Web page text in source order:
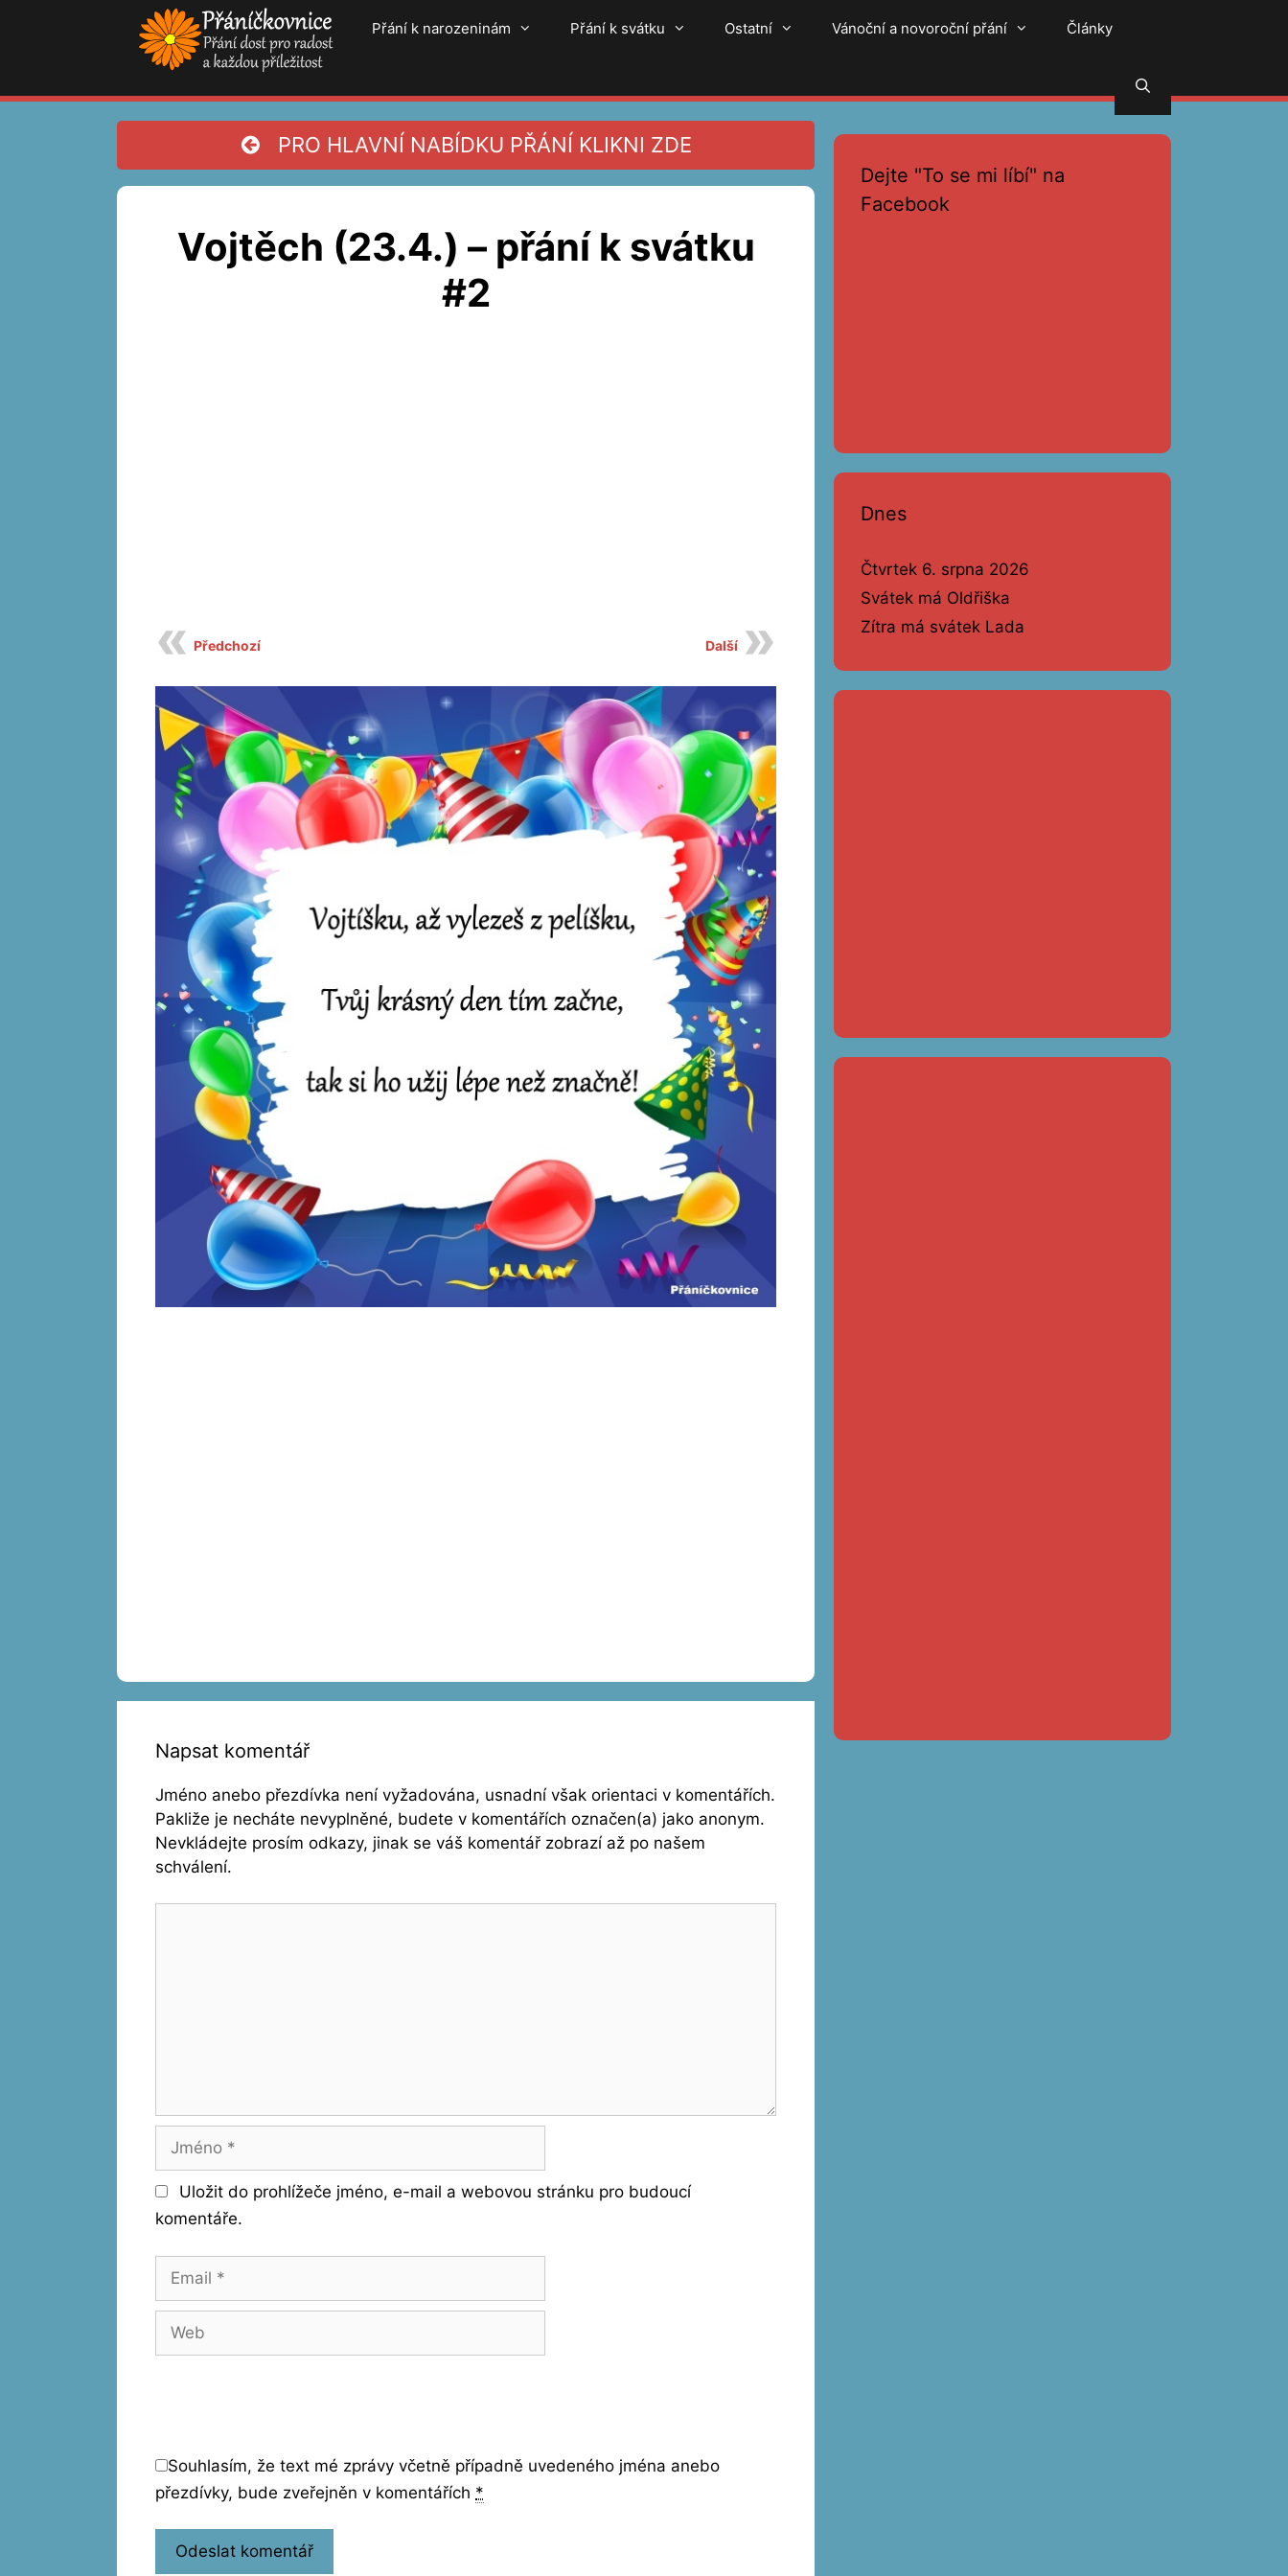
Přání k narozeninám Přání k svátku Ostatní Vánoční a novoroční přání Články
PRO HLAVNÍ NABÍDKU PŘÁNÍ KLIKNI ZDE
Vojtěch (23.4.) – přání k svátku
#2
Předchozí Další
Napsat komentář
Jméno anebo přezdívka není vyžadována, usnadní však orientaci v komentářích.
Pakliže je necháte nevyplněné, budete v komentářích označen(a) jako anonym.
Nevkládejte prosím odkazy, jinak se váš komentář zobrazí až po našem
schválení.
Jméno
Uložit do prohlížeče jméno, e-mail a webovou stránku pro budoucí
komentáře.
Email
Web
Souhlasím, že text mé zprávy včetně případně uvedeného jména anebo
přezdívky, bude zveřejněn v komentářích *
Dejte "To se mi líbí" na
Facebook
Dnes
Čtvrtek 6. srpna 2026
Svátek má Oldřiška
Zítra má svátek Lada